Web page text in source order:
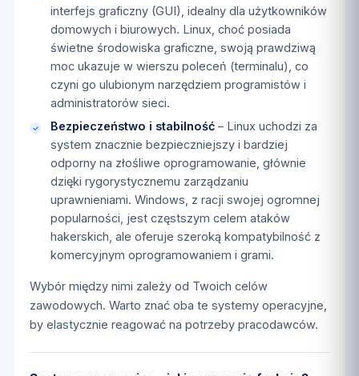
interfejs graficzny (GUI), idealny dla użytkowników
domowych i biurowych. Linux, choć posiada
świetne środowiska graficzne, swoją prawdziwą
moc ukazuje w wierszu poleceń (terminalu), co
czyni go ulubionym narzędziem programistów i
administratorów sieci.
Bezpieczeństwo i stabilność – Linux uchodzi za
system znacznie bezpieczniejszy i bardziej
odporny na złośliwe oprogramowanie, głównie
dzięki rygorystycznemu zarządzaniu
uprawnieniami. Windows, z racji swojej ogromnej
popularności, jest częstszym celem ataków
hakerskich, ale oferuje szeroką kompatybilność z
komercyjnym oprogramowaniem i grami.
Wybór między nimi zależy od Twoich celów
zawodowych. Warto znać oba te systemy operacyjne,
by elastycznie reagować na potrzeby pracodawców.